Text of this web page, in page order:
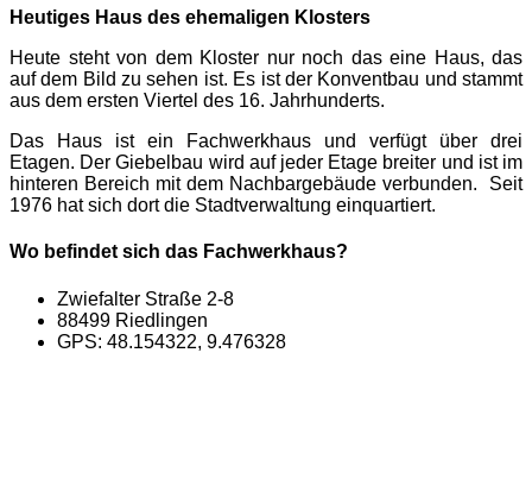
Heutiges Haus des ehemaligen Klosters
Heute steht von dem Kloster nur noch das eine Haus, das
auf dem Bild zu sehen ist. Es ist der Konventbau und stammt
aus dem ersten Viertel des 16. Jahrhunderts.
Das Haus ist ein Fachwerkhaus und verfügt über drei
Etagen. Der Giebelbau wird auf jeder Etage breiter und ist im
hinteren Bereich mit dem Nachbargebäude verbunden. Seit
1976 hat sich dort die Stadtverwaltung einquartiert.
Wo befindet sich das Fachwerkhaus?
Zwiefalter Straße 2-8
88499 Riedlingen
GPS: 48.154322, 9.476328